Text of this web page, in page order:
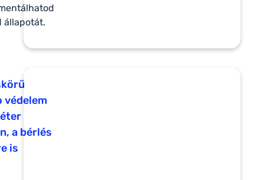
állapotát.
védelem
a bérlés
is